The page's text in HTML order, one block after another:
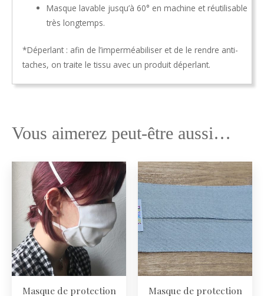
Masque lavable jusqu’à 60° en machine et réutilisable
très longtemps.
*Déperlant : afin de l’imperméabiliser et de le rendre anti-
taches, on traite le tissu avec un produit déperlant.
Vous aimerez peut-être aussi…
Masque de protection Masque de protection